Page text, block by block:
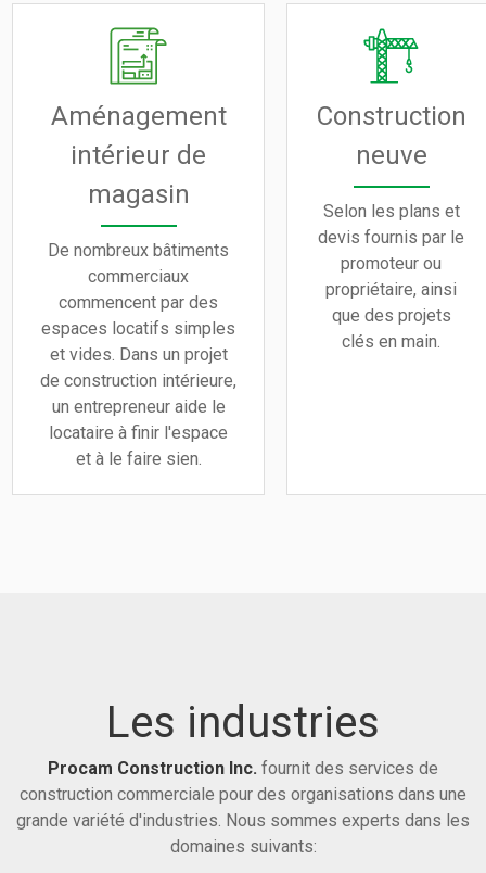
Aménagement
intérieur de
magasin
De nombreux bâtiments
commerciaux
commencent par des
espaces locatifs simples
et vides. Dans un projet
de construction intérieure,
un entrepreneur aide le
locataire à finir l'espace
et à le faire sien.
Construction
neuve
Selon les plans et
devis fournis par le
promoteur ou
propriétaire, ainsi
que des projets
clés en main.
Les industries
Procam Construction Inc. fournit des services de
construction commerciale pour des organisations dans une
grande variété d'industries. Nous sommes experts dans les
domaines suivants: